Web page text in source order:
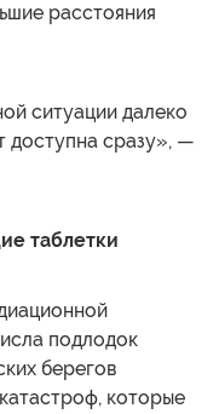
расстояния
ситуации далеко
доступна сразу», —
таблетки
подлодок
берегов
которые